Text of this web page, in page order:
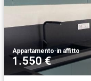
Appartamento·in affitto
1.550 €